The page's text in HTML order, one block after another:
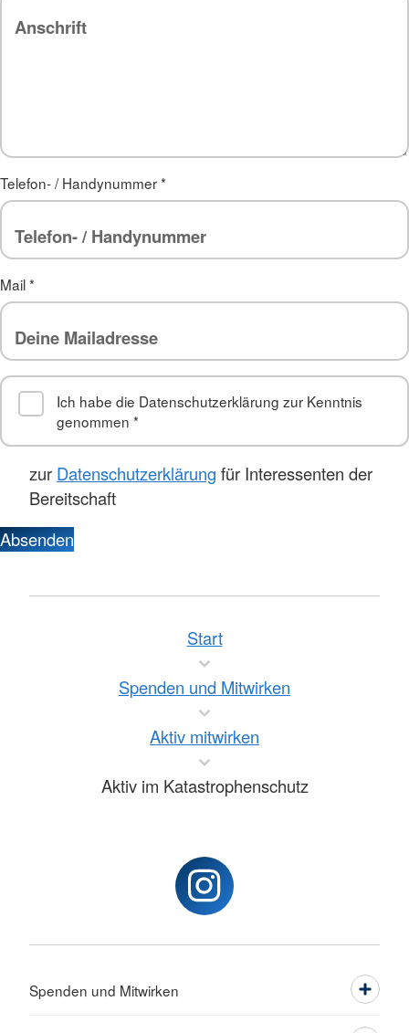
Telefon- / Handynummer*
Mail*
Ich habe die Datenschutzerklärung zur Kenntnis
genommen *
zur Datenschutzerklärung für Interessenten der
Bereitschaft
Absenden
Start
Spenden und Mitwirken
Aktiv mitwirken
Aktiv im Katastrophenschutz
Spenden und Mitwirken